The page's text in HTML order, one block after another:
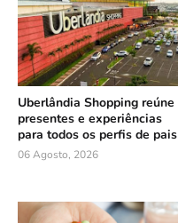
Uberlândia Shopping reúne
presentes e experiências
para todos os perfis de pais
06 Agosto, 2026